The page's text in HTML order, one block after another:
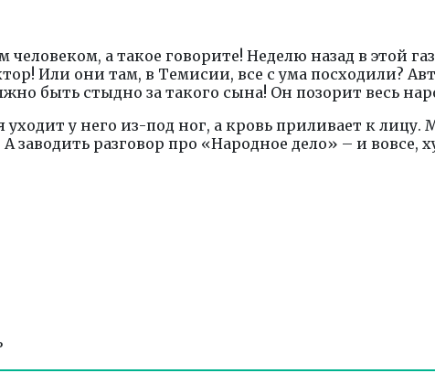
а такое говорите! Неделю назад в этой
Или они там, в Темисии, все с ума посходили?
быть стыдно за такого сына! Он позорит весь
уходит у него из-под ног, а кровь приливает к
заводить разговор про «Народное дело» – и вовсе,